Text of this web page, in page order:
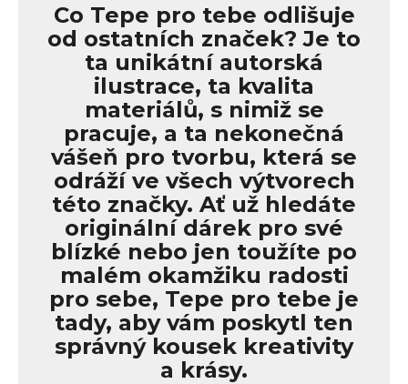
Co Tepe pro tebe odlišuje
od ostatních značek? Je to
ta unikátní autorská
ilustrace, ta kvalita
materiálů, s nimiž se
pracuje, a ta nekonečná
vášeň pro tvorbu, která se
odráží ve všech výtvorech
této značky. Ať už hledáte
originální dárek pro své
blízké nebo jen toužíte po
malém okamžiku radosti
pro sebe, Tepe pro tebe je
tady, aby vám poskytl ten
správný kousek kreativity
a krásy.